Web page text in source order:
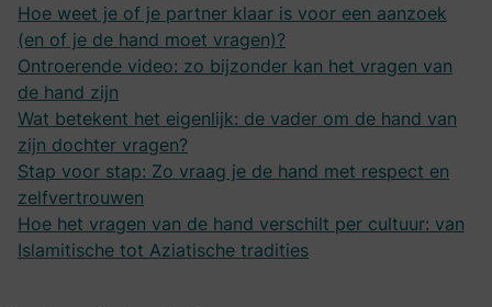
Hoe weet je of je partner klaar is voor een aanzoek
(en of je de hand moet vragen)?
Ontroerende video: zo bijzonder kan het vragen van
de hand zijn
Wat betekent het eigenlijk: de vader om de hand van
zijn dochter vragen?
Stap voor stap: Zo vraag je de hand met respect en
zelfvertrouwen
Hoe het vragen van de hand verschilt per cultuur: van
Islamitische tot Aziatische tradities